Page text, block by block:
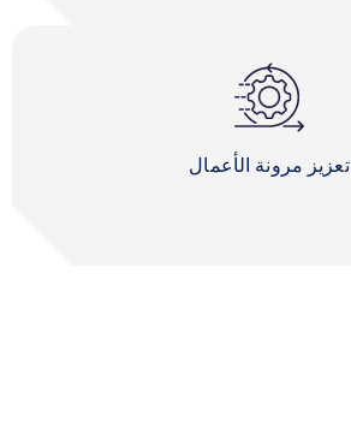
تعزيز مرونة الأعمال